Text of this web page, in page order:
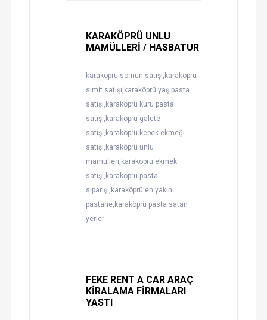
KARAKÖPRÜ UNLU
MAMÜLLERİ / HASBATUR
karaköprü somun satışı,karaköprü
simit satışı,karaköprü yaş pasta
satışı,karaköprü kuru pasta
satışı,karaköprü galete
satışı,karaköprü kepek ekmeği
satışı,karaköprü unlu
mamulleri,karaköprü ekmek
satışı,karaköprü pasta
siparişi,karaköprü en yakın
pastane,karaköprü pasta satan
yerler
FEKE RENT A CAR ARAÇ
KİRALAMA FİRMALARI
YASTI